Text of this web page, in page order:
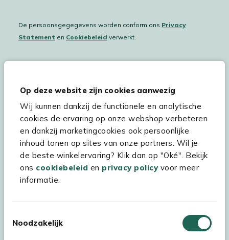
Op deze website zijn cookies aanwezig
Wij kunnen dankzij de functionele en analytische
cookies de ervaring op onze webshop verbeteren
en dankzij marketingcookies ook persoonlijke
inhoud tonen op sites van onze partners. Wil je
de beste winkelervaring? Klik dan op "Oké". Bekijk
ons cookiebeleid en privacy policyvoor meer
informatie.
Noodzakelijk
De persoonsgegegevens worden conform ons Privacy
Statement en Cookiebeleid verwerkt.
Hulp & service
Assortiment
Kees Smit Tuinmeubelen
Experience Stores XXL